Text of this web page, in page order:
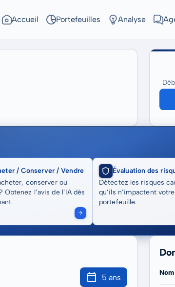
Accueil Portefeuilles Analyse
/ Conserver / Vendre
conserver ou
Obtenez l’avis de l’IA dès
Évaluation des
Détectez les risques
qu’ils n’impactent votre
portefeuille.
5 ans Nom